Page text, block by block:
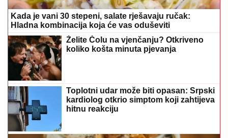
Kada je vani 30 stepeni, salate rješavaju ručak:
Hladna kombinacija koja će vas oduševiti
Želite Čolu na vjenčanju? Otkriveno
koliko košta minuta pjevanja
Toplotni udar može biti opasan: Srpski
kardiolog otkrio simptom koji zahtijeva
hitnu reakciju